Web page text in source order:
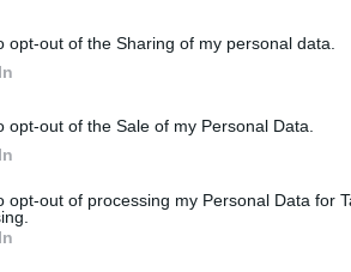
opt-out of the Sharing of my personal data.
opt-out of the Sale of my Personal Data.
opt-out of processing my Personal Data for